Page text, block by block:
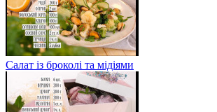
Салат із броколі та мідіями